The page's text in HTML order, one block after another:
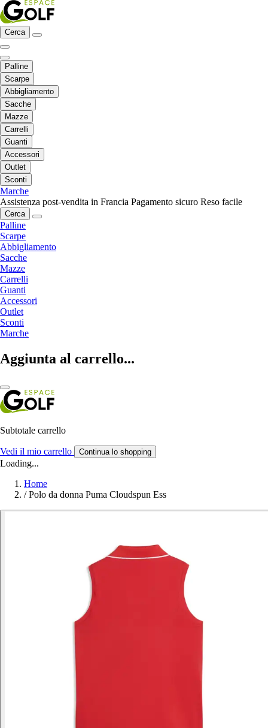
Cerca
Palline
Scarpe
Abbigliamento
Sacche
Mazze
Carrelli
Guanti
Accessori
Outlet
Sconti
Marche
Assistenza post-vendita in Francia Pagamento sicuro Reso facile
Cerca
Palline
Scarpe
Abbigliamento
Sacche
Mazze
Carrelli
Guanti
Accessori
Outlet
Sconti
Marche
Aggiunta al carrello...
Subtotale carrello
Vedi il mio carrello Continua lo shopping
Loading...
Home
/ Polo da donna Puma Cloudspun Ess